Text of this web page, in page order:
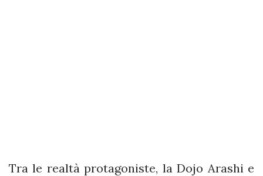
Tra le realtà protagoniste, la Dojo Arashi e